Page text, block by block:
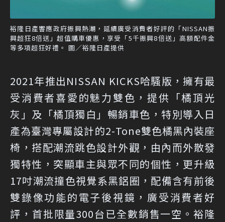
裕隆日產響應政府振興熱潮，延續廣受消費者好評的「NISSAN振
興超狂8倍送」超值購車優惠，享受「5千振興8倍送」高額配件金
等多項超狂好禮。 圖／裕隆日產提供
2021年推出NISSAN KICKS哈騷版，擁有最
受消費者喜愛的魅力雙色，提供「橘頂光
灰」及「橘頂獨白」暢銷車色，特別導入日
產為臺灣專屬設計的2-Tone雙色橘黑內裝座
椅，搭配潮流跳色設計外觀，由內而外散發
獨特性，突顯車主與眾不同的個性，更升級
17吋潮流撞色視覺系黑鋁圈，配備含有前後
雙錄像功能的電子後視鏡，廣受消費者好
評，首批限量300台已全數銷售一空。裕隆